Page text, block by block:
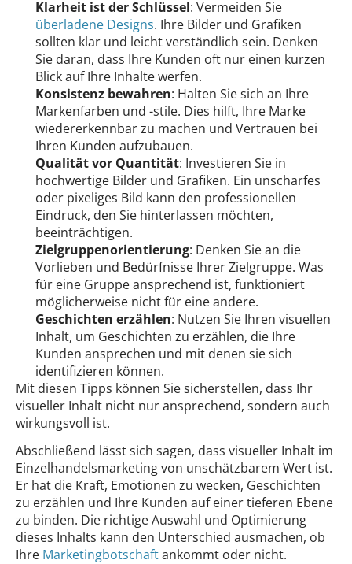
Klarheit ist der Schlüssel: Vermeiden Sie
überladene Designs. Ihre Bilder und Grafiken
sollten klar und leicht verständlich sein. Denken
Sie daran, dass Ihre Kunden oft nur einen kurzen
Blick auf Ihre Inhalte werfen.
Konsistenz bewahren: Halten Sie sich an Ihre
Markenfarben und -stile. Dies hilft, Ihre Marke
wiedererkennbar zu machen und Vertrauen bei
Ihren Kunden aufzubauen.
Qualität vor Quantität: Investieren Sie in
hochwertige Bilder und Grafiken. Ein unscharfes
oder pixeliges Bild kann den professionellen
Eindruck, den Sie hinterlassen möchten,
beeinträchtigen.
Zielgruppenorientierung: Denken Sie an die
Vorlieben und Bedürfnisse Ihrer Zielgruppe. Was
für eine Gruppe ansprechend ist, funktioniert
möglicherweise nicht für eine andere.
Geschichten erzählen: Nutzen Sie Ihren visuellen
Inhalt, um Geschichten zu erzählen, die Ihre
Kunden ansprechen und mit denen sie sich
identifizieren können.
Mit diesen Tipps können Sie sicherstellen, dass Ihr
visueller Inhalt nicht nur ansprechend, sondern auch
wirkungsvoll ist.
Abschließend lässt sich sagen, dass visueller Inhalt im
Einzelhandelsmarketing von unschätzbarem Wert ist.
Er hat die Kraft, Emotionen zu wecken, Geschichten
zu erzählen und Ihre Kunden auf einer tieferen Ebene
zu binden. Die richtige Auswahl und Optimierung
dieses Inhalts kann den Unterschied ausmachen, ob
Ihre Marketingbotschaftankommt oder nicht.